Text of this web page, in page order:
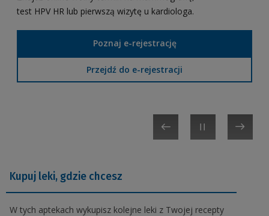
swoim, swoich dzieci lub osoby, która Cię do tego
Zaloguj się
Dowiedz się więcej
test HPV HR lub pierwszą wizytę u kardiologa.
Poznaj e-rejestrację
Przejdź do e-rejestracji
Znajdziesz tu m.in. aktualne dane o nowotworach i
Przejdź do portalu
Kupuj leki, gdzie chcesz
W tych aptekach wykupisz kolejne leki z Twojej recepty